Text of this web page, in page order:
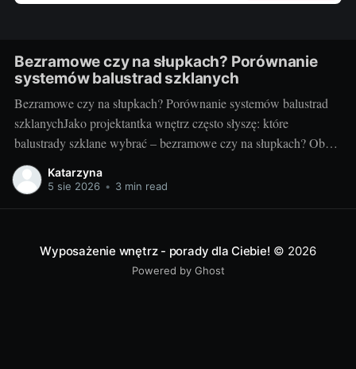
Bezramowe czy na słupkach? Porównanie
systemów balustrad szklanych
Bezramowe czy na słupkach? Porównanie systemów balustrad
szklanychJako projektantka wnętrz często słyszę: które
balustrady szklane wybrać – bezramowe czy na słupkach? Oba
systemy potrafią wyglądać zjawiskowo i podnieść wartość
nieruchomości, ale różnią się konstrukcją, montażem i
Katarzyna
5 sie 2026 • 3 min read
Wyposażenie wnętrz - porady dla Ciebie! © 2026
Powered by Ghost